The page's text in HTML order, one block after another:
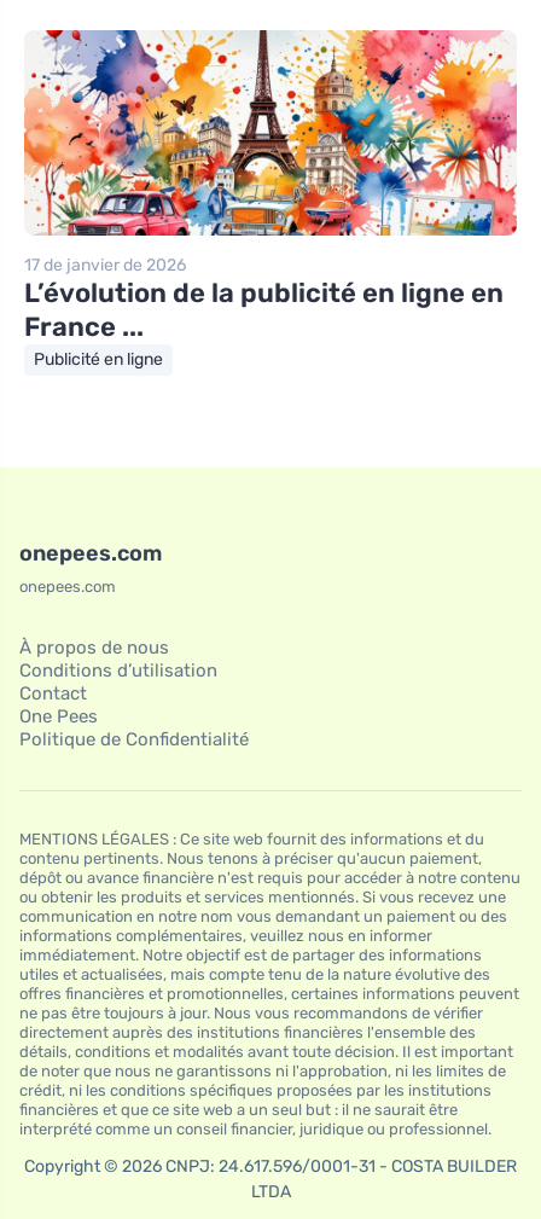
17 de janvier de 2026
L’évolution de la publicité en ligne en
France ...
Publicité en ligne
onepees.com
onepees.com
À propos de nous
Conditions d’utilisation
Contact
One Pees
Politique de Confidentialité
MENTIONS LÉGALES : Ce site web fournit des informations et du
contenu pertinents. Nous tenons à préciser qu'aucun paiement,
dépôt ou avance financière n'est requis pour accéder à notre contenu
ou obtenir les produits et services mentionnés. Si vous recevez une
communication en notre nom vous demandant un paiement ou des
informations complémentaires, veuillez nous en informer
immédiatement. Notre objectif est de partager des informations
utiles et actualisées, mais compte tenu de la nature évolutive des
offres financières et promotionnelles, certaines informations peuvent
ne pas être toujours à jour. Nous vous recommandons de vérifier
directement auprès des institutions financières l'ensemble des
détails, conditions et modalités avant toute décision. Il est important
de noter que nous ne garantissons ni l'approbation, ni les limites de
crédit, ni les conditions spécifiques proposées par les institutions
financières et que ce site web a un seul but : il ne saurait être
interprété comme un conseil financier, juridique ou professionnel.
Copyright © 2026 CNPJ: 24.617.596/0001-31 - COSTA BUILDER
LTDA